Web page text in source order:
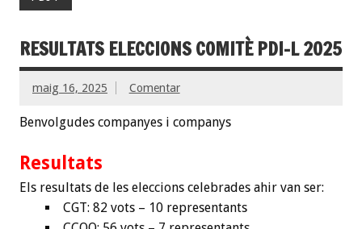
RESULTATS ELECCIONS COMITÈ PDI-L 2025
maig 16, 2025 Comentar
Benvolgudes companyes i companys
Resultats
Els resultats de les eleccions celebrades ahir van ser:
CGT: 82 vots – 10 representants